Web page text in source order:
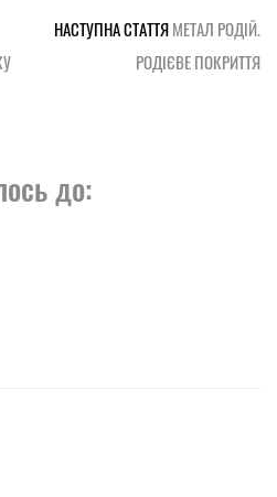
НАСТУПНА СТАТТЯМЕТАЛ РОДІЙ.
РОДІЄВЕ ПОКРИТТЯ
до: